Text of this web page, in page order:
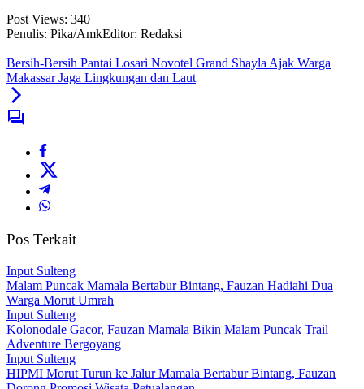
Post Views: 340
Penulis: Pika/AmkEditor: Redaksi
Bersih-Bersih Pantai Losari Novotel Grand Shayla Ajak Warga
Makassar Jaga Lingkungan dan Laut
Pos Terkait
Input Sulteng
Malam Puncak Mamala Bertabur Bintang, Fauzan Hadiahi Dua
Warga Morut Umrah
Input Sulteng
Kolonodale Gacor, Fauzan Mamala Bikin Malam Puncak Trail
Adventure Bergoyang
Input Sulteng
HIPMI Morut Turun ke Jalur Mamala Bertabur Bintang, Fauzan